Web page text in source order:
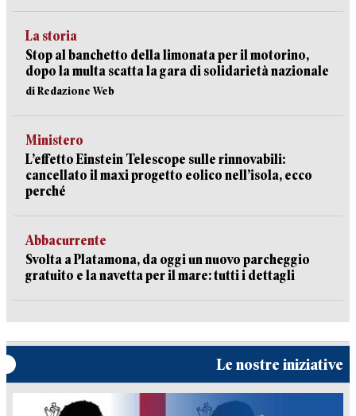
La storia
Stop al banchetto della limonata per il motorino,
dopo la multa scatta la gara di solidarietà nazionale
di Redazione Web
Ministero
L’effetto Einstein Telescope sulle rinnovabili:
cancellato il maxi progetto eolico nell’isola, ecco
perché
Abbacurrente
Svolta a Platamona, da oggi un nuovo parcheggio
gratuito e la navetta per il mare: tutti i dettagli
Le nostre iniziative